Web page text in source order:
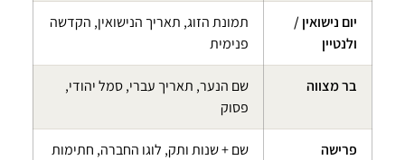
יום נישואין /
ולנטיין
תמונת הזוג, תאריך הנישואין, הקדשה
פנימית
בר מצווה
שם הנער, תאריך עברי, סמל יהודי,
פסוק
פרישה
שם + שנות ותק, לוגו החברה, חתימות